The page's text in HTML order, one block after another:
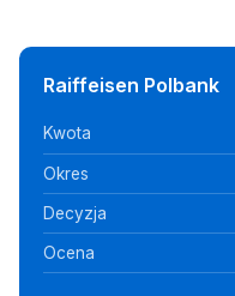
Raiffeisen Polbank
Kwota
Okres
Decyzja
Ocena